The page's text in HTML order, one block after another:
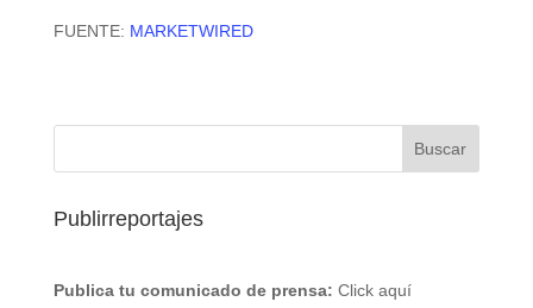
FUENTE: MARKETWIRED
Publirreportajes
Publica tu comunicado de prensa: Click aquí